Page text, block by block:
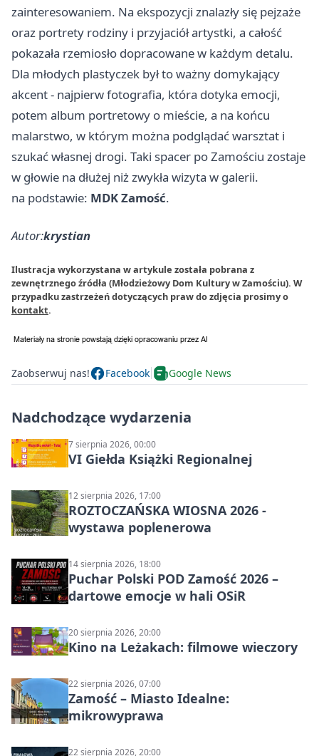
zainteresowaniem. Na ekspozycji znalazły się pejzaże
oraz portrety rodziny i przyjaciół artystki, a całość
pokazała rzemiosło dopracowane w każdym detalu.
Dla młodych plastyczek był to ważny domykający
akcent - najpierw fotografia, która dotyka emocji,
potem album portretowy o mieście, a na końcu
malarstwo, w którym można podglądać warsztat i
szukać własnej drogi. Taki spacer po Zamościu zostaje
w głowie na dłużej niż zwykła wizyta w galerii.
na podstawie: MDK Zamość.
Autor:krystian
Ilustracja wykorzystana w artykule została pobrana z
zewnętrznego źródła (Młodzieżowy Dom Kultury w Zamościu). W
przypadku zastrzeżeń dotyczących praw do zdjęcia prosimy o
kontakt.
Zaobserwuj nas! Facebook Google News
Nadchodzące wydarzenia
7 sierpnia 2026, 00:00
VI Giełda Książki Regionalnej
12 sierpnia 2026, 17:00
ROZTOCZAŃSKA WIOSNA 2026 -
wystawa poplenerowa
14 sierpnia 2026, 18:00
Puchar Polski POD Zamość 2026 –
dartowe emocje w hali OSiR
20 sierpnia 2026, 20:00
Kino na Leżakach: filmowe wieczory
22 sierpnia 2026, 07:00
Zamość – Miasto Idealne:
mikrowyprawa
22 sierpnia 2026, 20:00